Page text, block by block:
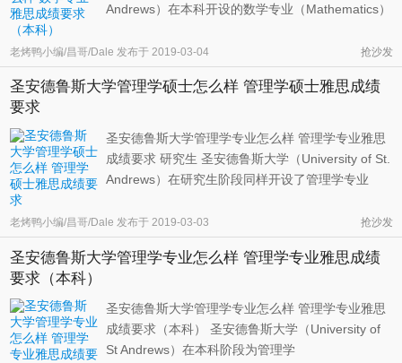
Andrews）在本科开设的数学专业（Mathematics）
们所需要的各种工具。无论这些规律涉及物理还是
生物现象，又或者是数学结构本身，其主要目的都
是对其中包含的过程进行描述、 ...
老烤鸭小编/昌哥/Dale 发布于 2019-03-04 抢沙发
圣安德鲁斯大学管理学硕士怎么样 管理学硕士雅思成绩
要求
圣安德鲁斯大学管理学专业怎么样 管理学专业雅思
成绩要求 研究生 圣安德鲁斯大学（University of St.
Andrews）在研究生阶段同样开设了管理学专业
Letters），即文学硕士。按照其官方网站上的说
明，申请该专业的学生并不需要在本科学过商科或
者管理学相关的课程。通过该专 ...
老烤鸭小编/昌哥/Dale 发布于 2019-03-03 抢沙发
圣安德鲁斯大学管理学专业怎么样 管理学专业雅思成绩
要求（本科）
圣安德鲁斯大学管理学专业怎么样 管理学专业雅思
成绩要求（本科） 圣安德鲁斯大学（University of
St Andrews）在本科阶段为管理学